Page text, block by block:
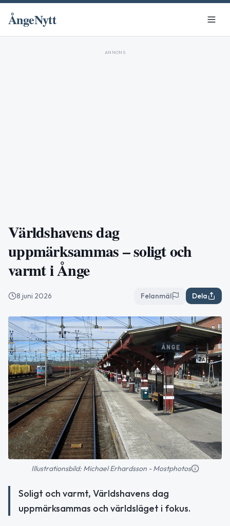
ÅngeNytt
ANNONS
Världshavens dag
uppmärksammas – soligt och
varmt i Ånge
8 juni 2026 Felanmäl Dela
Illustrationsbild: Michael Erhardsson - Mostphotos
Soligt och varmt, Världshavens dag
uppmärksammas och världsläget i fokus.